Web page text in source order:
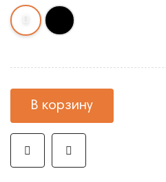
В корзину